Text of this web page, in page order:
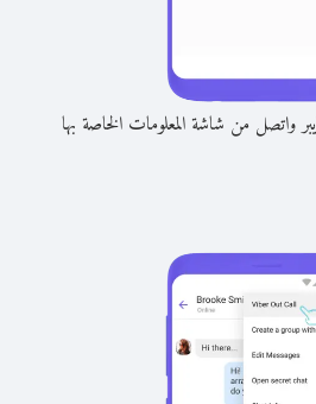
واتصل من شاشة المعلومات الخاصة بها